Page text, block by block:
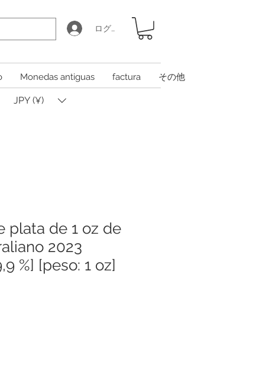
ログイン
Monedas antiguas factura その他
JPY (¥)
plata de 1 oz de
2023
%] [peso: 1 oz]